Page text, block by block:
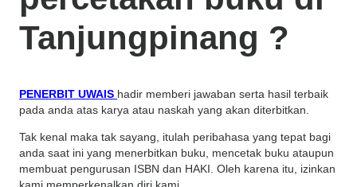
Tanjungpinang ?
PENERBIT UWAIS hadir memberi jawaban serta hasil terbaik
pada anda atas karya atau naskah yang akan diterbitkan.
Tak kenal maka tak sayang, itulah peribahasa yang tepat bagi
anda saat ini yang menerbitkan buku, mencetak buku ataupun
membuat pengurusan ISBN dan HAKI. Oleh karena itu, izinkan